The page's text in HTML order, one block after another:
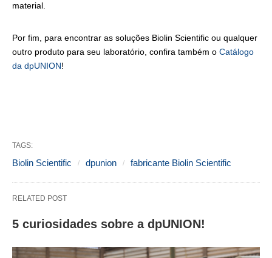
material.
Por fim, para encontrar as soluções Biolin Scientific ou qualquer
outro produto para seu laboratório, confira também o Catálogo
da dpUNION!
TAGS:
Biolin Scientific dpunion fabricante Biolin Scientific
RELATED POST
5 curiosidades sobre a dpUNION!